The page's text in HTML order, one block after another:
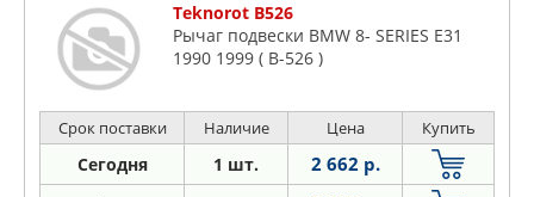
Teknorot B526
Рычаг подвески BMW 8- SERIES E31
1990 1999 ( B-526 )
Срок поставки Наличие Цена Купить
Сегодня 1 шт. 2 662 р.